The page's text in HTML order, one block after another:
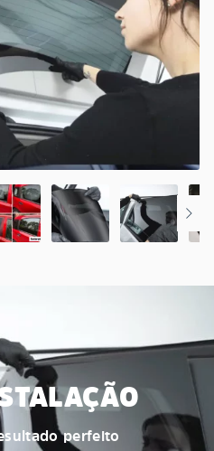
perfeito